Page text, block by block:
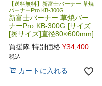
【送料無料】新富士バーナー 草焼
バーナーPro KB-300G
新富士バーナー 草焼バー
ナーPro KB-300G [サイズ:
[炎サイズ]直径80×600mm]
買援隊 特別価格 ¥34,400
税込
カートに入れる